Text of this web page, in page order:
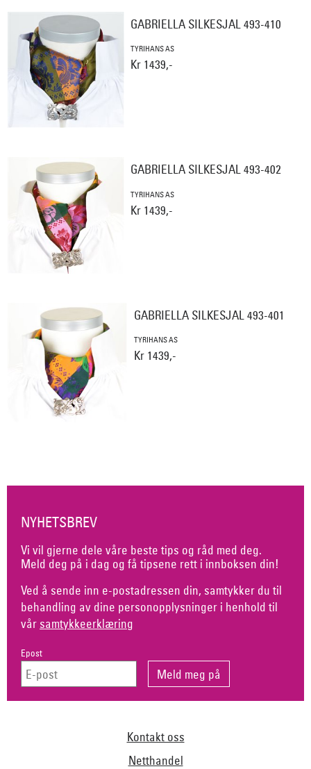
GABRIELLA SILKESJAL 493-410
TYRIHANS AS
Kr 1439,-
GABRIELLA SILKESJAL 493-402
TYRIHANS AS
Kr 1439,-
GABRIELLA SILKESJAL 493-401
TYRIHANS AS
Kr 1439,-
NYHETSBREV
Vi vil gjerne dele våre beste tips og råd med deg.
Meld deg på i dag og få tipsene rett i innboksen din!
Ved å sende inn e-postadressen din, samtykker du til
behandling av dine personopplysninger i henhold til
vår samtykkeerklæring
Epost
Kontakt oss
Netthandel